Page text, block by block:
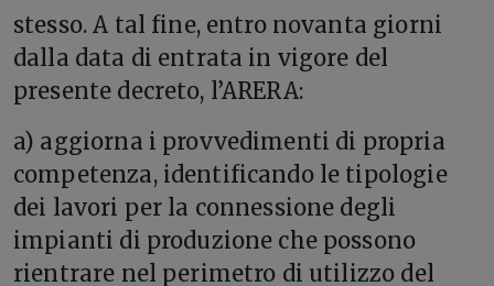
stesso. A tal fine, entro novanta giorni
dalla data di entrata in vigore del
presente decreto, l’ARERA:
a) aggiorna i provvedimenti di propria
competenza, identificando le tipologie
dei lavori per la connessione degli
impianti di produzione che possono
rientrare nel perimetro di utilizzo del